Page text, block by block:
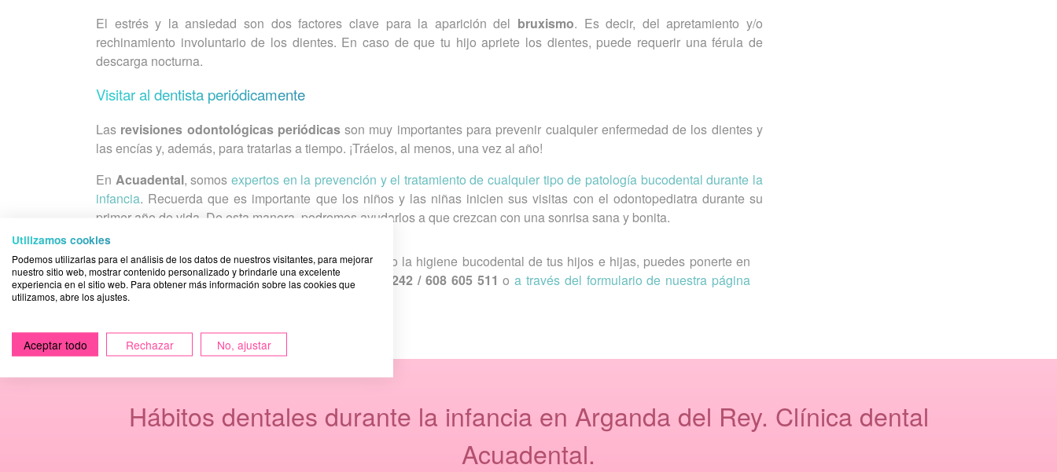
El estrés y la ansiedad son dos factores clave para la aparición del bruxismo. Es decir, del apretamiento y/o
rechinamiento involuntario de los dientes. En caso de que tu hijo apriete los dientes, puede requerir una férula de
descarga nocturna.
Visitar al dentista periódicamente
Las revisiones odontológicas periódicasson muy importantes para prevenir cualquier enfermedad de los dientes y
las encías y, además, para tratarlas a tiempo. ¡Tráelos, al menos, una vez al año!
En Acuadental, somos expertos en la prevención y el tratamiento de cualquier tipo de patología bucodental durante la
infancia. Recuerda que es importante que los niños y las niñas inicien sus visitas con el odontopediatra durante su
primer año de vida. De esta manera, podremos ayudarlos a que crezcan con una sonrisa sana y bonita.
Si tienes dudas sobre algún aspecto de la salud o la higiene bucodental de tus hijos e hijas, puedes ponerte en
contacto con nosotros en losteléfonos 911 993 242 / 608 605 511 oa través del formulario de nuestra página
web.
Hábitos dentales durante la infancia en Arganda del Rey. Clínica dental
Acuadental.
Utilizamos cookies
Podemos utilizarlas para el análisis de los datos de nuestros visitantes, para mejorar
nuestro sitio web, mostrar contenido personalizado y brindarle una excelente
experiencia en el sitio web. Para obtener más información sobre las cookies que
utilizamos, abre los ajustes.
Aceptar todo Rechazar No, ajustar